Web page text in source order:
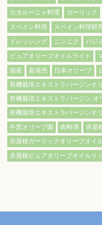
カタルーニャ料理
ガーリック
スペイン料理
スペイン料理研
ドレッシング
ニンニク バジ
ピュアオリーブオイルライト
国産
新発売 日本オリーブ
有機栽培エキストラバージン
有機栽培エキストラバージン オ
有機栽培エキストラバージンオ
牛窓オリーブ園
肉料理 赤屋
赤屋根ガーリックオリーブオイ
赤屋根ピュアオリーブオイルリ